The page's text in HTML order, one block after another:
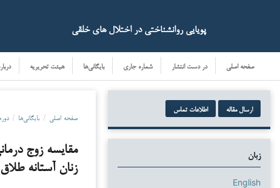
پویایی روانشناختی در اختلال های خلقی
صفحه اصلی در دست انتشار شماره جاری بایگانی‌ها هیئت تحریریه
ارسال مقاله اطلاعات تماس
زبان
English
صفحه اصلی / بایگانی‌ها / دوره ۴
مقایسه زوج
زنان آستانه طلاق